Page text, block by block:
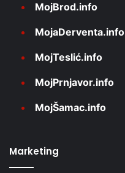
MojBrod.info
MojaDerventa.info
MojTeslić.info
MojPrnjavor.info
MojŠamac.info
Marketing